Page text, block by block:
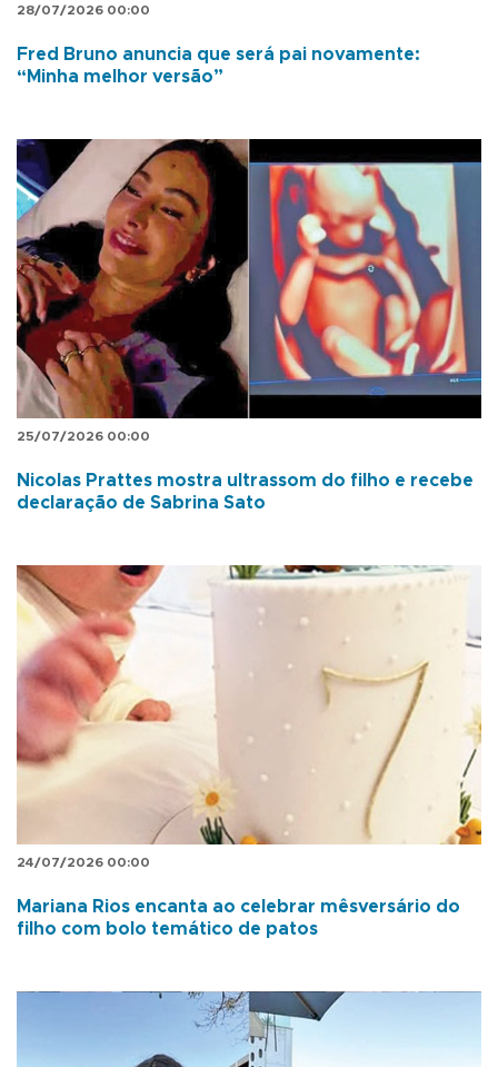
28/07/2026 00:00
Fred Bruno anuncia que será pai novamente:
“Minha melhor versão”
25/07/2026 00:00
Nicolas Prattes mostra ultrassom do filho e recebe
declaração de Sabrina Sato
24/07/2026 00:00
Mariana Rios encanta ao celebrar mêsversário do
filho com bolo temático de patos